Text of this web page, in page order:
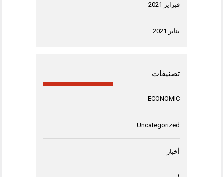
فبراير 2021
يناير 2021
تصنيفات
ECONOMIC
Uncategorized
أخبار